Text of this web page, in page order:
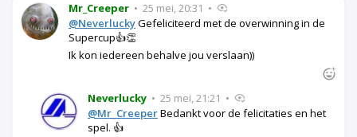
Mr_Creeper • 25 mei, 20:31 •
@NeverluckyGefeliciteerd met de overwinning in de
Supercup👍👏
Ik kon iedereen behalve jou verslaan))
Neverlucky • 25 mei, 21:21 •
@Mr_CreeperBedankt voor de felicitaties en het
spel. 👍